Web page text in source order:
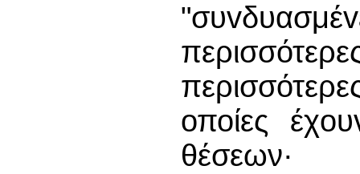
οποίες
θέσεων·